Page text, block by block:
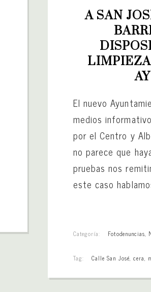
A SAN
El nuevo
medios
por el Centro y
no parece que
pruebas nos
este caso
Categoría: Fotodenuncias,
Tag: Calle San José, cera,